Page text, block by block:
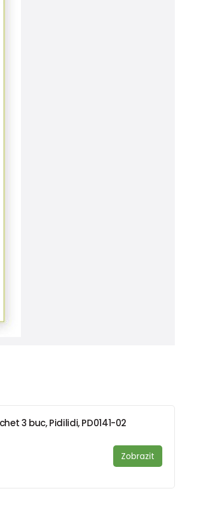
3 buc, Pidilidi, PD0141-02
Zobrazit